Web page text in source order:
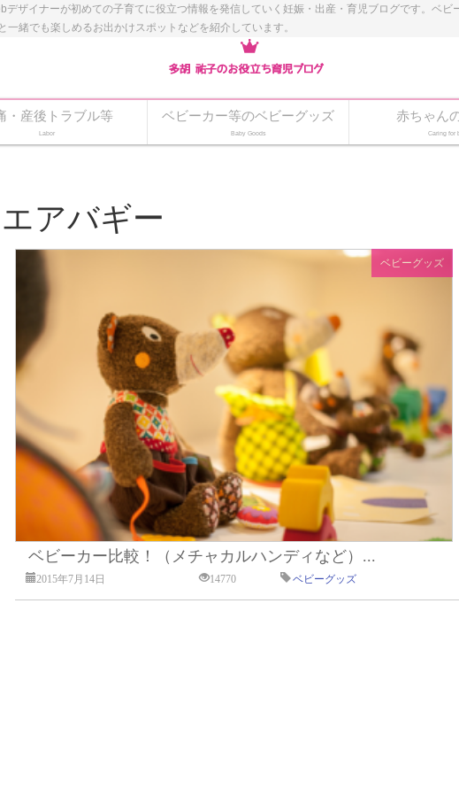
ザイナーが初めての子育てに役立つ情報を発信していく妊娠・出産・育児ブログです。ベ
緒でも楽しめるお出かけスポットなどを紹介しています。
・産後トラブル等
Labor
ベビーカー等のベビーグッズ
Baby Goods
赤ちゃん
Caring for
エアバギー
ベビーグッズ
ベビーカー比較！（メチャカルハンディなど）...
2015年7月14日 14770 ベビーグッズ